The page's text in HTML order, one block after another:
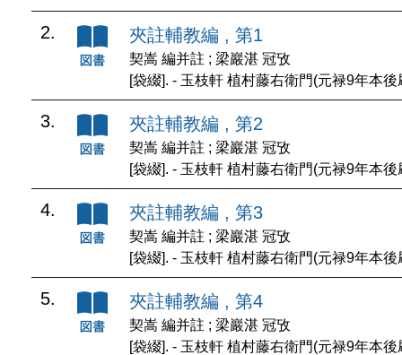
2. 夾註輔教編 , 第1
契嵩 編并註 ; 梁巖湛 冠攷
[袋綴]. - 玉枝軒 植村藤右衛門(元禄9年本後
3. 夾註輔教編 , 第2
契嵩 編并註 ; 梁巖湛 冠攷
[袋綴]. - 玉枝軒 植村藤右衛門(元禄9年本後
4. 夾註輔教編 , 第3
契嵩 編并註 ; 梁巖湛 冠攷
[袋綴]. - 玉枝軒 植村藤右衛門(元禄9年本後
5. 夾註輔教編 , 第4
契嵩 編并註 ; 梁巖湛 冠攷
[袋綴]. - 玉枝軒 植村藤右衛門(元禄9年本後